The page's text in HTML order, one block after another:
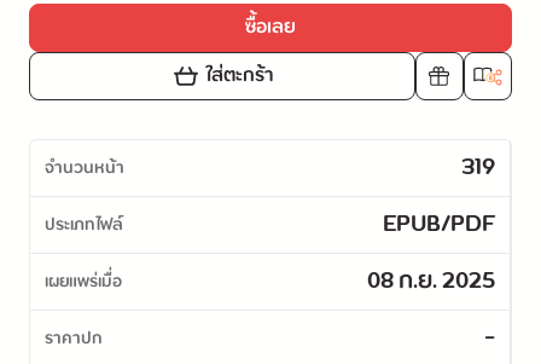
ซื้อเลย
ใส่ตะกร้า
จำนวนหน้า 319
ประเภทไฟล์ EPUB/PDF
เผยแพร่เมื่อ 08 ก.ย. 2025
ราคาปก -